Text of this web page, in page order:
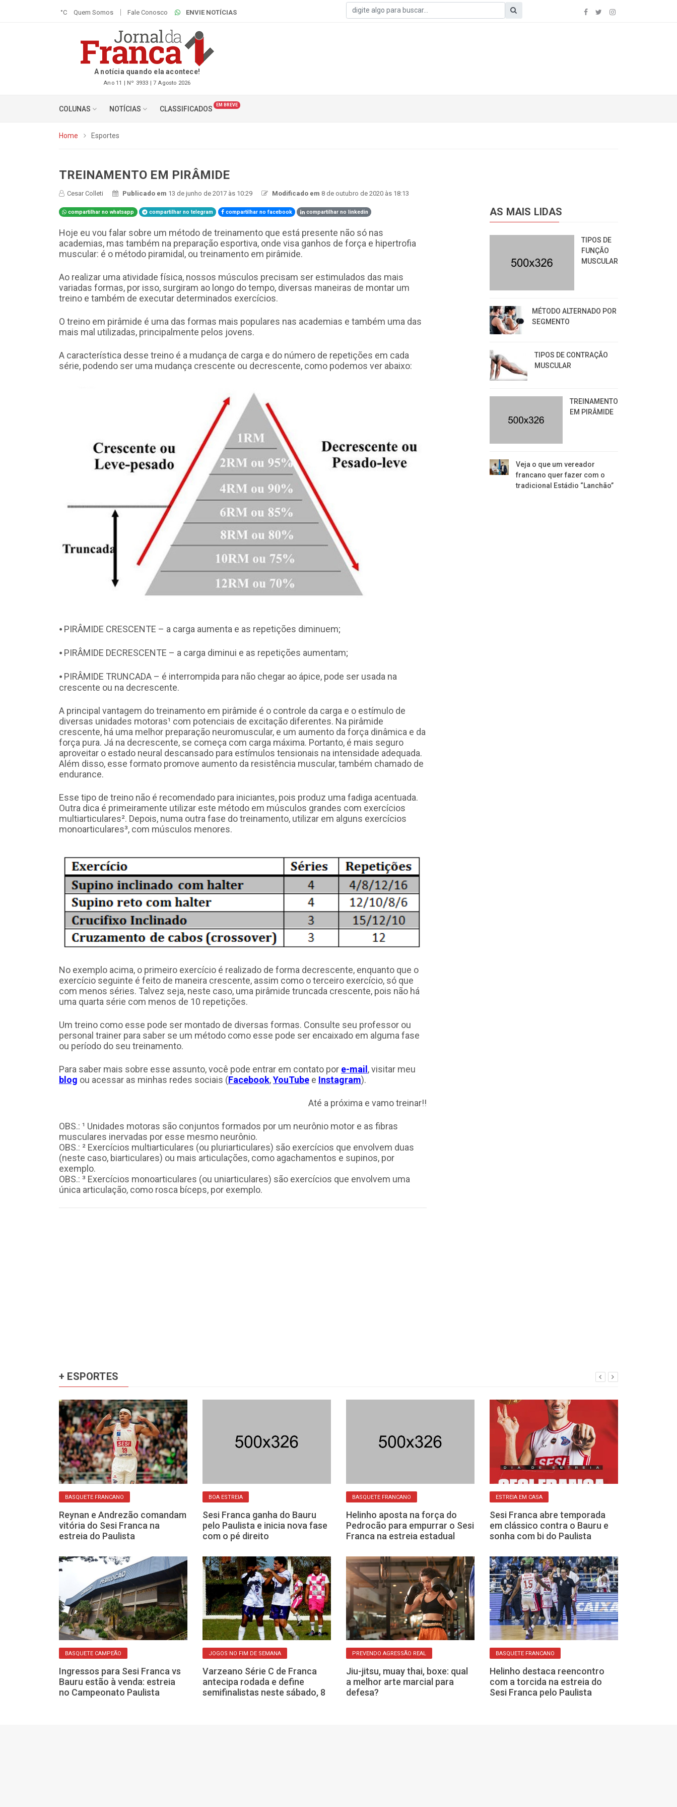
°C Quem Somos Fale Conosco ENVIE NOTÍCIAS
A notícia quando ela acontece!
Ano 11 | Nº 3933 | 7 Agosto 2026
COLUNAS NOTÍCIAS CLASSIFICADOS EM BREVE
Home Esportes
TREINAMENTO EM PIRÂMIDE
Cesar Colleti Publicado em 13 de junho de 2017 às 10:29 Modificado em 8 de outubro de 2020 às 18:13
compartilhar no whatsapp compartilhar no telegram compartilhar no facebook compartilhar no linkedin
​Hoje eu vou falar sobre um método de treinamento que está presente não só nas
academias, mas também na preparação esportiva, onde visa ganhos de força e hipertrofia
muscular: é o método piramidal, ou treinamento em pirâmide.
Ao realizar uma atividade física, nossos músculos precisam ser estimulados das mais
variadas formas, por isso, surgiram ao longo do tempo, diversas maneiras de montar um
treino e também de executar determinados exercícios.
O treino em pirâmide é uma das formas mais populares nas academias e também uma das
mais mal utilizadas, principalmente pelos jovens.
A característica desse treino é a mudança de carga e do número de repetições em cada
série, podendo ser uma mudança crescente ou decrescente, como podemos ver abaixo:
⦁ PIRÂMIDE CRESCENTE – a carga aumenta e as repetições diminuem;
⦁ PIRÂMIDE DECRESCENTE – a carga diminui e as repetições aumentam;
⦁ PIRÂMIDE TRUNCADA – é interrompida para não chegar ao ápice, pode ser usada na
crescente ou na decrescente.
A principal vantagem do treinamento em pirâmide é o controle da carga e o estímulo de
diversas unidades motoras¹ com potenciais de excitação diferentes. Na pirâmide
crescente, há uma melhor preparação neuromuscular, e um aumento da força dinâmica e da
força pura. Já na decrescente, se começa com carga máxima. Portanto, é mais seguro
aproveitar o estado neural descansado para estímulos tensionais na intensidade adequada.
Além disso, esse formato promove aumento da resistência muscular, também chamado de
endurance.
Esse tipo de treino não é recomendado para iniciantes, pois produz uma fadiga acentuada.
Outra dica é primeiramente utilizar este método em músculos grandes com exercícios
multiarticulares². Depois, numa outra fase do treinamento, utilizar em alguns exercícios
monoarticulares³, com músculos menores.
No exemplo acima, o primeiro exercício é realizado de forma decrescente, enquanto que o
exercício seguinte é feito de maneira crescente, assim como o terceiro exercício, só que
com menos séries. Talvez seja, neste caso, uma pirâmide truncada crescente, pois não há
uma quarta série com menos de 10 repetições.
Um treino como esse pode ser montado de diversas formas. Consulte seu professor ou
personal trainer para saber se um método como esse pode ser encaixado em alguma fase
ou período do seu treinamento.
Para saber mais sobre esse assunto, você pode entrar em contato por e-mail, visitar meu
blog ou acessar as minhas redes sociais (Facebook,YouTube e Instagram).
Até a próxima e vamo treinar!!
OBS.: ¹ Unidades motoras são conjuntos formados por um neurônio motor e as fibras
musculares inervadas por esse mesmo neurônio.
OBS.: ² Exercícios multiarticulares (ou pluriarticulares) são exercícios que envolvem duas
(neste caso, biarticulares) ou mais articulações, como agachamentos e supinos, por
exemplo.
OBS.: ³ Exercícios monoarticulares (ou uniarticulares) são exercícios que envolvem uma
única articulação, como rosca bíceps, por exemplo.
AS MAIS LIDAS
TIPOS DE
FUNÇÃO
MUSCULAR
MÉTODO ALTERNADO POR
SEGMENTO
TIPOS DE CONTRAÇÃO
MUSCULAR
TREINAMENTO
EM PIRÂMIDE
Veja o que um vereador
francano quer fazer com o
tradicional Estádio “Lanchão”
+ ESPORTES
BASQUETE FRANCANO
Reynan e Andrezão comandam
vitória do Sesi Franca na
estreia do Paulista
BOA ESTREIA
Sesi Franca ganha do Bauru
pelo Paulista e inicia nova fase
com o pé direito
BASQUETE FRANCANO
Helinho aposta na força do
Pedrocão para empurrar o Sesi
Franca na estreia estadual
ESTREIA EM CASA
Sesi Franca abre temporada
em clássico contra o Bauru e
sonha com bi do Paulista
BASQUETE CAMPEÃO
Ingressos para Sesi Franca vs
Bauru estão à venda: estreia
no Campeonato Paulista
JOGOS NO FIM DE SEMANA
Varzeano Série C de Franca
antecipa rodada e define
semifinalistas neste sábado, 8
PREVENDO AGRESSÃO REAL
Jiu-jitsu, muay thai, boxe: qual
a melhor arte marcial para
defesa?
BASQUETE FRANCANO
Helinho destaca reencontro
com a torcida na estreia do
Sesi Franca pelo Paulista